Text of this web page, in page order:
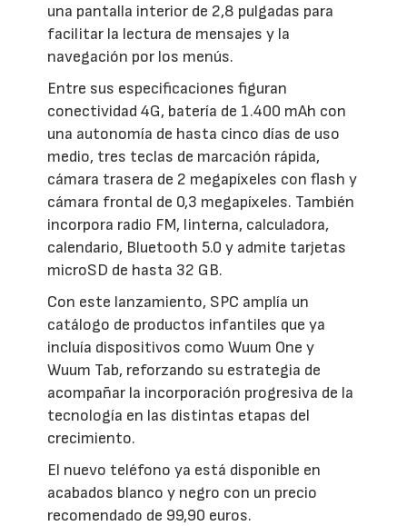
una pantalla interior de 2,8 pulgadas para
facilitar la lectura de mensajes y la
navegación por los menús.
Entre sus especificaciones figuran
conectividad 4G, batería de 1.400 mAh con
una autonomía de hasta cinco días de uso
medio, tres teclas de marcación rápida,
cámara trasera de 2 megapíxeles con flash y
cámara frontal de 0,3 megapíxeles. También
incorpora radio FM, linterna, calculadora,
calendario, Bluetooth 5.0 y admite tarjetas
microSD de hasta 32 GB.
Con este lanzamiento, SPC amplía un
catálogo de productos infantiles que ya
incluía dispositivos como Wuum One y
Wuum Tab, reforzando su estrategia de
acompañar la incorporación progresiva de la
tecnología en las distintas etapas del
crecimiento.
El nuevo teléfono ya está disponible en
acabados blanco y negro con un precio
recomendado de 99,90 euros.